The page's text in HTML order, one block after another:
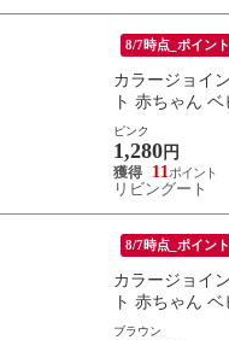
8/7時点_ポイン
カラージョイ
ト 赤ちゃん
ピンク
1,280 円
11
リビングート
8/7時点_ポイン
カラージョイ
ト 赤ちゃん
ブラウン